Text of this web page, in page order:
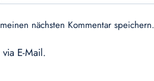
nächsten Kommentar speichern.
E-Mail.